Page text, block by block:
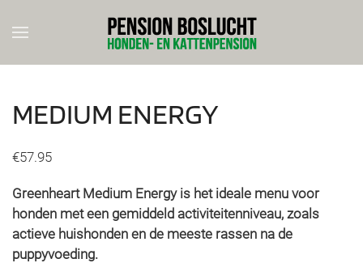
Skip to main content
MEDIUM ENERGY
€57.95
Greenheart Medium Energy is het ideale menu voor
honden met een gemiddeld activiteitenniveau, zoals
actieve huishonden en de meeste rassen na de
puppyvoeding.